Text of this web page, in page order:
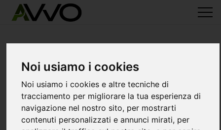
Noi usiamo i cookies
Noi usiamo i cookies e altre tecniche di
tracciamento per migliorare la tua esperienza di
navigazione nel nostro sito, per mostrarti
contenuti personalizzati e annunci mirati, per